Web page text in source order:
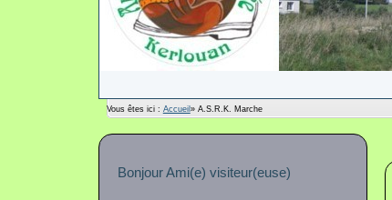
Vous êtes ici : Accueil » A.S.R.K. Marche
Bonjour Ami(e) visiteur(euse)